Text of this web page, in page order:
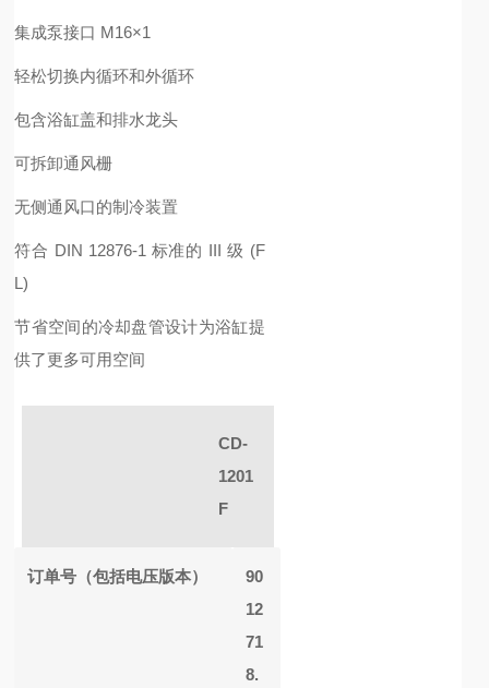
集成泵接口 M16×1
轻松切换内循环和外循环
包含浴缸盖和排水龙头
可拆卸通风栅
无侧通风口的制冷装置
符合 DIN 12876-1 标准的 III 级 (F
L)
节省空间的冷却盘管设计为浴缸提
供了更多可用空间
CD-
1201
F
订单号（包括电压版本）
90
12
71
8.